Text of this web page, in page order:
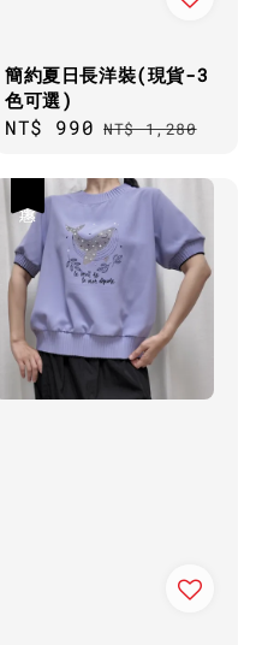
簡約夏日長洋裝(現貨-3
色可選)
Sale
NT$ 990 Regular
NT$ 1,280